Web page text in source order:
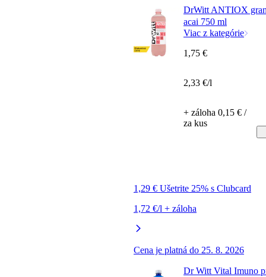
DrWitt ANTIOX
acai 750 ml
Viac z kategórie
1,29 € Ušetrite 25% s Clubcard
1,72 €/l + záloha
Cena je platná do 25. 8. 2026
1,75 €
2,33 €/l
+ záloha 0,15 € /
za kus
Dr Witt Vital Imuno